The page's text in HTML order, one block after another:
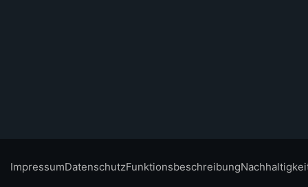
ImpressumDatenschutzFunktionsbeschreibung